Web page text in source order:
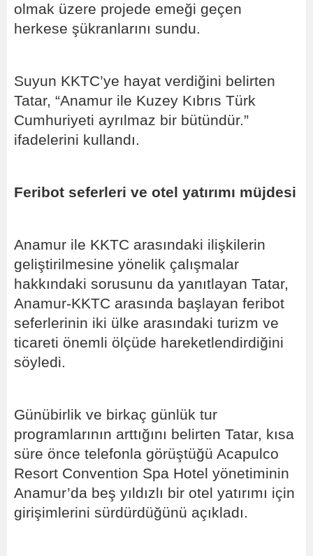
olmak üzere projede emeği geçen
herkese şükranlarını sundu.
Suyun KKTC’ye hayat verdiğini belirten
Tatar, “Anamur ile Kuzey Kıbrıs Türk
Cumhuriyeti ayrılmaz bir bütündür.”
ifadelerini kullandı.
Feribot seferleri ve otel yatırımı müjdesi
Anamur ile KKTC arasındaki ilişkilerin
geliştirilmesine yönelik çalışmalar
hakkındaki sorusunu da yanıtlayan Tatar,
Anamur-KKTC arasında başlayan feribot
seferlerinin iki ülke arasındaki turizm ve
ticareti önemli ölçüde hareketlendirdiğini
söyledi.
Günübirlik ve birkaç günlük tur
programlarının arttığını belirten Tatar, kısa
süre önce telefonla görüştüğü Acapulco
Resort Convention Spa Hotel yönetiminin
Anamur’da beş yıldızlı bir otel yatırımı için
girişimlerini sürdürdüğünü açıkladı.